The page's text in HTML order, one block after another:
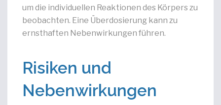
um die individuellen Reaktionen des Körpers zu
beobachten. Eine Überdosierung kann zu
ernsthaften Nebenwirkungen führen.
Risiken und
Nebenwirkungen